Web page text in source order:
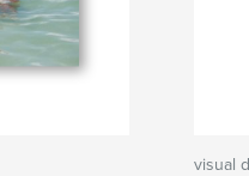
visual